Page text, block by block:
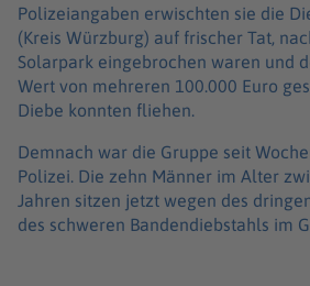
Polizeiangaben erwischten sie die
(Kreis Würzburg) auf frischer Tat,
Solarpark eingebrochen waren und
Wert von mehreren 100.000 Euro
Diebe konnten fliehen.
Demnach war die Gruppe seit
Polizei. Die zehn Männer im Alter
Jahren sitzen jetzt wegen des
des schweren Bandendiebstahls im